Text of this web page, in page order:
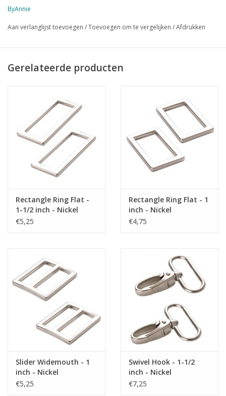
kleur: nikkel / zilverkleur
afmeting: 1 inch / 25,4 mm
ByAnnie
Aan verlanglijst toevoegen /Toevoegen om te vergelijken /Afdrukken
Gerelateerde producten
Rectangle Ring Flat -
1-1/2 inch - Nickel
€5,25
Rectangle Ring Flat - 1
inch - Nickel
€4,75
Slider Widemouth - 1
inch - Nickel
€5,25
Swivel Hook - 1-1/2
inch - Nickel
€7,25